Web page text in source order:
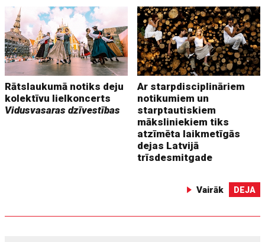
Rātslaukumā notiks deju
kolektīvu lielkoncerts
Vidusvasaras dzīvestības
Ar starpdisciplināriem
notikumiem un
starptautiskiem
māksliniekiem tiks
atzīmēta laikmetīgās
dejas Latvijā
trīsdesmitgade
Vairāk DEJA